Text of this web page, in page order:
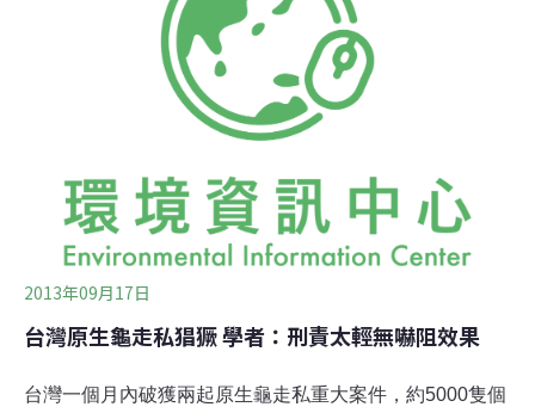
為小龜要養到成體可用，至少需要5年，以野外族群補
充，又快又省錢。這樣的抓法，斑龜族群數也將搖搖欲
墜。很難評估一個物種消失後，會帶來什麼絕對性的影
響，但若等到災難性後果發生，才知道該物種的重要性，
就來不及了。少了原生龜，到底帶來甚麼改變？陳添喜解
龜更扮演了山林中「種子傳遞」的角色，將吃進腹內的果
2013年09月17日
台灣原生龜走私猖獗 學者：刑責太輕無嚇阻效果
台灣一個月內破獲兩起原生龜走私重大案件，約5000隻個